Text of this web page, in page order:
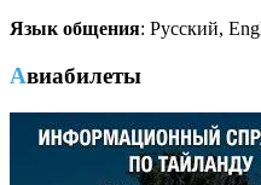
Язык общения: Русский,
Авиабилеты